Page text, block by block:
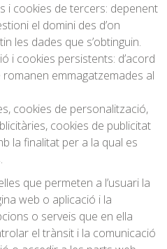
i cookies de tercers: depenent
el domini des d’on
les dades que s’obtinguin.
i cookies persistents: d’acord
emmagatzemades al
cookies de personalització,
cookies de publicitat
la finalitat per a la qual es
que permeten a l’usuari la
web o aplicació i la
o serveis que en ella
el trànsit i la comunicació